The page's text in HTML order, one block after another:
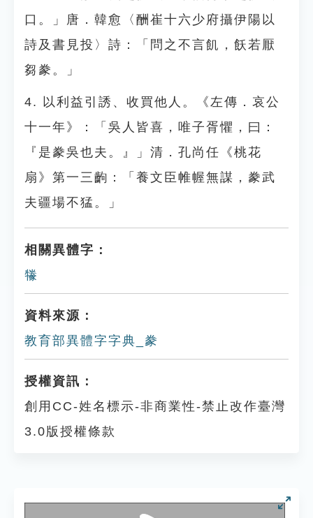
口。」唐．韓愈〈酬崔十六少府攝伊陽以
詩及書見投〉詩：「問之不言飢，飫若厭
芻豢。」
4. 以利益引誘、收買他人。《左傳．哀公
十一年》：「吳人皆喜，唯子胥懼，曰：
『是豢吳也夫。』」清．孔尚任《桃花
扇》第一三齣：「養文臣帷幄無謀，豢武
夫疆場不猛。」
相關異體字：
㹖
資料來源：
教育部異體字字典_豢
授權資訊：
創用CC-姓名標示-非商業性-禁止改作臺灣
3.0版授權條款